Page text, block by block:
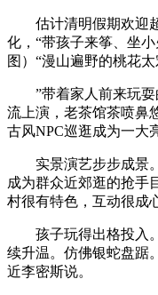
估计清明假期欢迎超
化，“带孩子来筝、坐
图）“漫山遍野的桃花
”带着家人前来玩耍
流上演，老茶馆茶喷鼻
古风NPC巡逛成为一大
实景演艺步步成景。
成为群众近郊逛的抢手
村很有特色，互动很成
孩子玩得出格投入。
续升温。仿佛银蛇盘踞
近李密斯说。